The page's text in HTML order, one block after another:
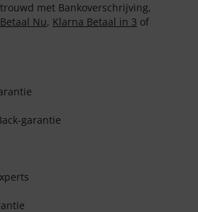
met Bankoverschrijving,
Nu, Klarna Betaal in 3 of
garantie